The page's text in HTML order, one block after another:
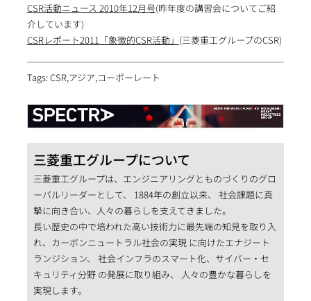
CSR活動ニュース 2010年12月号(昨年度の講習会についてご紹
介しています)
CSRレポート2011「象徴的CSR活動」 (三菱重工グループのCSR)
Tags: CSR,アジア,コーポーレート
三菱重工グループについて
三菱重工グループは、エンジニアリングとものづくりのグロ
ーバルリーダーとして、 1884年の創立以来、 社会課題に真
摯に向き合い、人々の暮らしを支えてきました。
長い歴史の中で培われた高い技術力に最先端の知見を取り入
れ、カーボンニュートラル社会の実現 に向けたエナジート
ランジション、 社会インフラのスマート化、サイバー・セ
キュリティ分野 の発展に取り組み、 人々の豊かな暮らしを
実現します。